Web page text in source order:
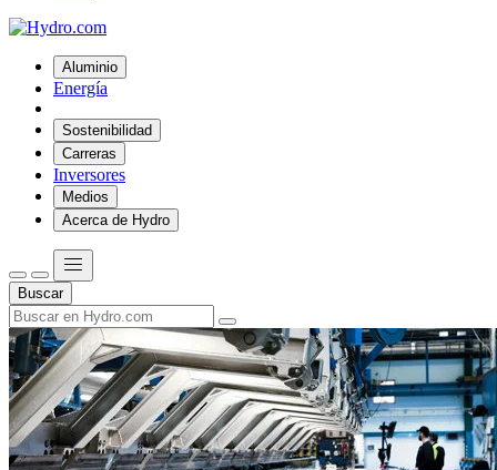
Aluminio
Energía
Sostenibilidad
Carreras
Inversores
Medios
Acerca de Hydro
Buscar